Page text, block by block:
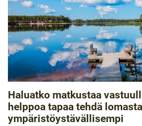
Haluatko matkustaa
helppoa tapaa tehdä lomasta
ympäristöystävällisempi